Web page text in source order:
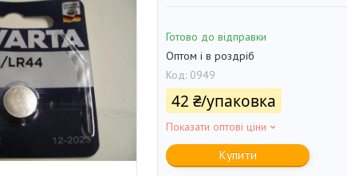
Готово до відправки
Оптом і в роздріб
Код: 0949
42 ₴/упаковка
Показати оптові ціни
Купити